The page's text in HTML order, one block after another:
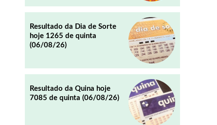
Resultado da Dia de Sorte
hoje 1265 de quinta
(06/08/26)
Resultado da Quina hoje
7085 de quinta (06/08/26)